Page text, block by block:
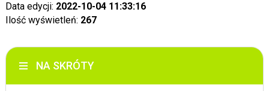
Data edycji: 2022-10-04 11:33:16
Ilość wyświetleń: 267
NA SKRÓTY